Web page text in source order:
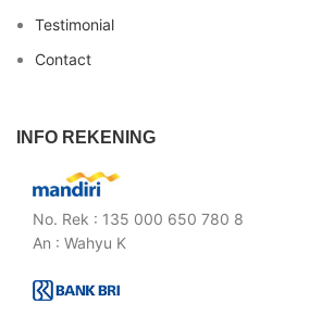
Testimonial
Contact
INFO REKENING
No. Rek : 135 000 650 780 8
An : Wahyu K